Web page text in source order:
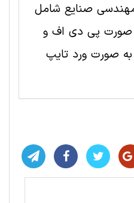
صنايع شامل
صورت پی دی اف و
صورت ورد تایپ